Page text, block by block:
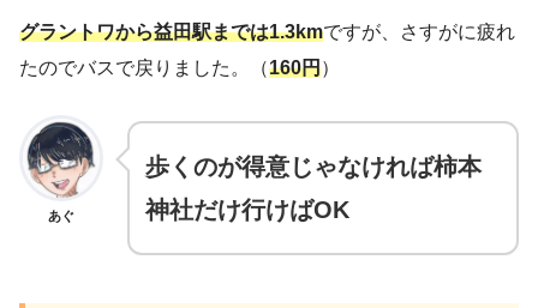
グラントワから益田駅までは1.3kmですが、さすがに疲れ
たのでバスで戻りました。（160円）
あぐ
歩くのが得意じゃなければ柿本
神社だけ行けばOK